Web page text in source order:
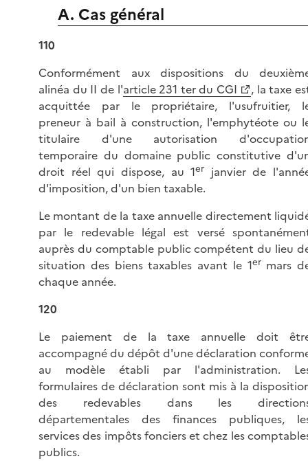
A. Cas général
110
Conformément aux dispositions du
alinéa du II de l'article 231 ter du CGI
, la taxe
acquittée par le propriétaire, l'usufruitier,
preneur à bail à construction, l'emphytéote ou
titulaire d'une autorisation
temporaire du domaine public constitutive
droit réel qui dispose, au 1er janvier de
d'imposition, d'un bien taxable.
Le montant de la taxe annuelle directement
par le redevable légal est versé
auprès du comptable public compétent du lieu
situation des biens taxables avant le 1ermars
chaque année.
120
Le paiement de la taxe annuelle doit
accompagné du dépôt d'une déclaration
au modèle établi par l'administration.
formulaires de déclaration sont mis à la
des redevables dans les
départementales des finances publiques,
services des impôts fonciers et chez les
publics.